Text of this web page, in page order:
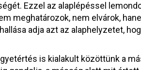
Ezzel az alaplépéssel
meghatározok, nem elvárok,
adja azt az alaphelyzetet,
is kialakult közöttünk a